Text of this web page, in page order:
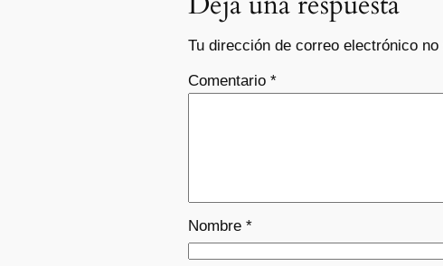
Tu dirección de correo electrónico
Comentario *
Nombre *